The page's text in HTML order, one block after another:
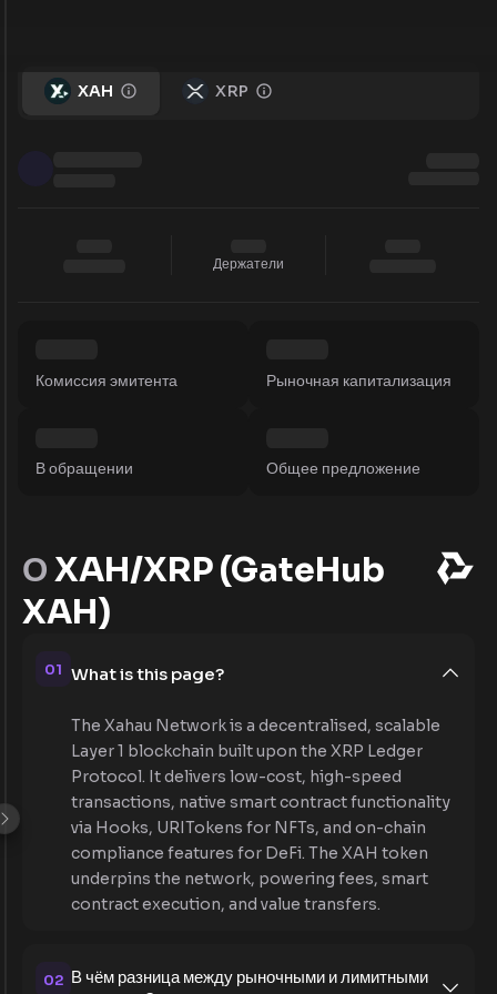
XAH XRP
Держатели
Комиссия эмитента Рыночная капитализация
В обращении Общее предложение
ОXAH/XRP (GateHub
XAH)
01 What is this page?
The Xahau Network is a decentralised, scalable
Layer 1 blockchain built upon the XRP Ledger
Protocol. It delivers low-cost, high-speed
transactions, native smart contract functionality
via Hooks, URITokens for NFTs, and on-chain
compliance features for DeFi. The XAH token
underpins the network, powering fees, smart
contract execution, and value transfers.
02 В чём разница между рыночными и лимитными